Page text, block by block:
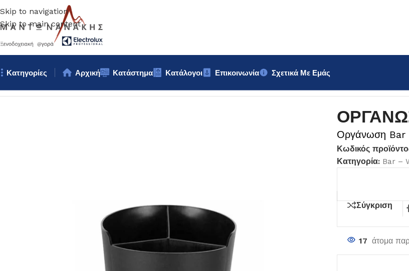
Skip to navigation
Skip to main content
Κατηγορίες Αρχική Κατάστημα Κατάλογοι Επικοινωνία
Σχετικά Με Εμάς
Οργάνωση Bar
Κωδικός
Κατηγορία: Bar –
Σύγκριση
17 άτομα